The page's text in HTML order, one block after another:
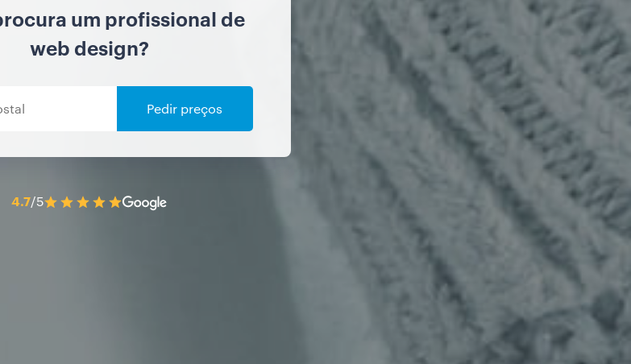
um profissional de
web design?
Pedir preços
4.7/5